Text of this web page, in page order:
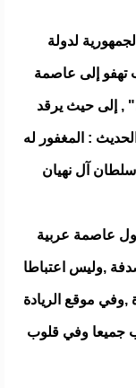
لدولة
تهفو إلى عاصمة
, إلى حيث يرقد
: المغفور له
آل نهيان
عاصمة عربية
,وليس اعتباطا
,وفي موقع الريادة
جميعا وفي قلوب